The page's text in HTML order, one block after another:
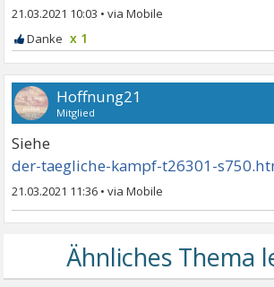
21.03.2021 10:03 •
x 1
Hoffnung21
Mitglied
Siehe
der-taegliche-kampf-t26301-
21.03.2021 11:36 •